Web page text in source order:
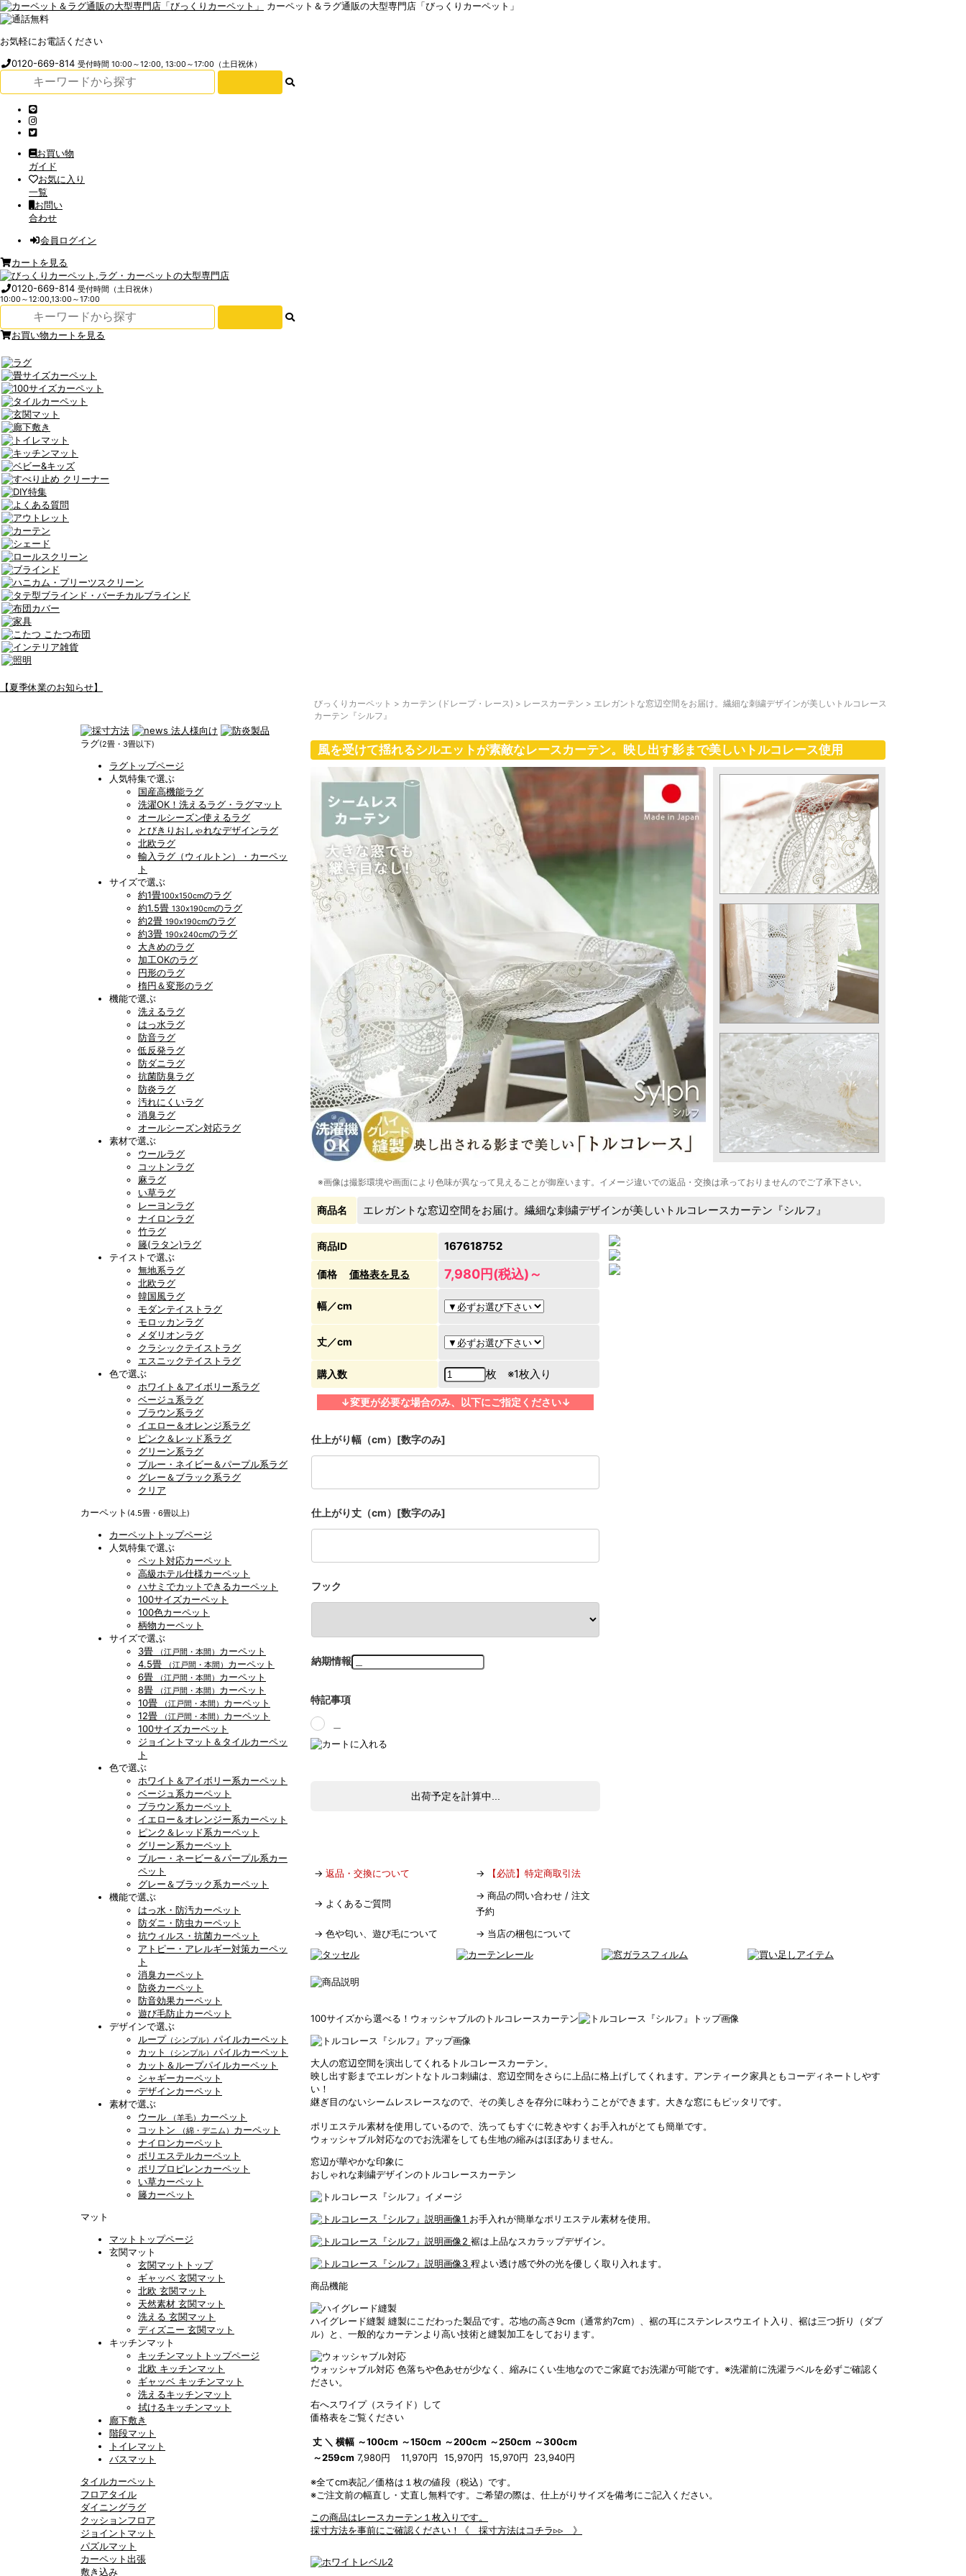
カーペット＆ラグ通販の大型専門店「びっくりカーペット」
お気軽にお電話ください
0120-669-814受付時間 10:00～12:00, 13:00～17:00（土日祝休）
お買い物
ガイド
お気に入り
一覧
お問い
合わせ
会員ログイン
カートを見る
0120-669-814受付時間（土日祝休）
10:00～12:00,13:00～17:00
お買い物カートを見る
【夏季休業のお知らせ】
ラグ(2畳・3畳以下)
ラグトップページ
人気特集で選ぶ
国産高機能ラグ
洗濯OK！洗えるラグ・ラグマット
オールシーズン使えるラグ
とびきりおしゃれなデザインラグ
北欧ラグ
輸入ラグ（ウィルトン）・カーペッ
ト
サイズで選ぶ
約1畳100x150cmのラグ
約1.5畳 130x190cmのラグ
約2畳 190x190cmのラグ
約3畳 190x240cmのラグ
大きめのラグ
加工OKのラグ
円形のラグ
楕円＆変形のラグ
機能で選ぶ
洗えるラグ
はっ水ラグ
防音ラグ
低反発ラグ
防ダニラグ
抗菌防臭ラグ
防炎ラグ
汚れにくいラグ
消臭ラグ
オールシーズン対応ラグ
素材で選ぶ
ウールラグ
コットンラグ
麻ラグ
い草ラグ
レーヨンラグ
ナイロンラグ
竹ラグ
籐(ラタン)ラグ
テイストで選ぶ
無地系ラグ
北欧ラグ
韓国風ラグ
モダンテイストラグ
モロッカンラグ
メダリオンラグ
クラシックテイストラグ
エスニックテイストラグ
色で選ぶ
ホワイト＆アイボリー系ラグ
ベージュ系ラグ
ブラウン系ラグ
イエロー＆オレンジ系ラグ
ピンク＆レッド系ラグ
グリーン系ラグ
ブルー・ネイビー＆パープル系ラグ
グレー＆ブラック系ラグ
クリア
カーペット (4.5畳・6畳以上)
カーペットトップページ
人気特集で選ぶ
ペット対応カーペット
高級ホテル仕様カーペット
ハサミでカットできるカーペット
100サイズカーペット
100色カーペット
柄物カーペット
サイズで選ぶ
3畳
（江戸間・本間） カーペット
4.5畳
（江戸間・本間） カーペット
6畳
（江戸間・本間） カーペット
8畳
（江戸間・本間） カーペット
10畳
（江戸間・本間） カーペット
12畳
（江戸間・本間） カーペット
100サイズカーペット
ジョイントマット＆タイルカーペッ
ト
色で選ぶ
ホワイト＆アイボリー系カーペット
ベージュ系カーペット
ブラウン系カーペット
イエロー＆オレンジー系カーペット
ピンク＆レッド系カーペット
グリーン系カーペット
ブルー・ネービー＆パープル系カー
ペット
グレー＆ブラック系カーペット
機能で選ぶ
はっ水・防汚カーペット
防ダニ・防虫カーペット
抗ウィルス・抗菌カーペット
アトピー・アレルギー対策カーペッ
ト
消臭カーペット
防炎カーペット
防音効果カーペット
遊び毛防止カーペット
デザインで選ぶ
ループ （シンプル） パイルカーペット
カット
（シンプル） パイルカーペット
カット＆ループパイルカーペット
シャギーカーペット
デザインカーペット
素材で選ぶ
ウール
（羊毛） カーペット
コットン
（綿・デニム） カーペット
ナイロンカーペット
ポリエステルカーペット
ポリプロピレンカーペット
い草カーペット
籐カーペット
マット
マットトップページ
玄関マット
玄関マットトップ
ギャッベ 玄関マット
北欧 玄関マット
天然素材 玄関マット
洗える 玄関マット
ディズニー 玄関マット
キッチンマット
キッチンマットトップページ
北欧 キッチンマット
ギャッベ キッチンマット
洗えるキッチンマット
拭けるキッチンマット
廊下敷き
階段マット
トイレマット
バスマット
タイルカーペット
フロアタイル
ダイニングラグ
クッションフロア
ジョイントマット
パズルマット
カーペット出張
敷き込み
びっくりカーペット > カーテン (ドレープ・レース) > レースカーテン > エレガントな窓辺空間をお届け。繊細な刺繍デザインが美しいトルコレース
カーテン『シルフ』
風を受けて揺れるシルエットが素敵なレースカーテン。映し出す影まで美しいトルコレース使用
※画像は撮影環境や画面により色味が異なって見えることが御座います。イメージ違いでの返品・交換は承っておりませんのでご了承下さい。
商品名 エレガントな窓辺空間をお届け。繊細な刺繍デザインが美しいトルコレースカーテン『シルフ』
商品ID 167618752
価格 価格表を見る 7,980円(税込)～
幅／cm
丈／cm
購入数 枚 ※1枚入り
↓変更が必要な場合のみ、以下にご指定ください↓
仕上がり幅（cm）[数字のみ]
仕上がり丈（cm）[数字のみ]
フック
納期情報
特記事項
出荷予定を計算中...
→ 返品・交換について → 【必読】特定商取引法
→ よくあるご質問
→ 商品の問い合わせ / 注文
予約
→ 色や匂い、遊び毛について → 当店の梱包について
100サイズから選べる！ウォッシャブルのトルコレースカーテン
大人の窓辺空間を演出してくれるトルコレースカーテン。
映し出す影までエレガントなトルコ刺繍は、窓辺空間をさらに上品に格上げしてくれます。アンティーク家具ともコーディネートしやす
い！
継ぎ目のないシームレスレースなので、その美しさを存分に味わうことができます。大きな窓にもピッタリです。
ポリエステル素材を使用しているので、洗ってもすぐに乾きやすくお手入れがとても簡単です。
ウォッシャブル対応なのでお洗濯をしても生地の縮みはほぼありません。
窓辺が華やかな印象に
おしゃれな刺繍デザインのトルコレースカーテン
お手入れが簡単なポリエステル素材を使用。
裾は上品なスカラップデザイン。
程よい透け感で外の光を優しく取り入れます。
商品機能
ハイグレード縫製 縫製にこだわった製品です。芯地の高さ9cm（通常約7cm）、裾の耳にステンレスウエイト入り、裾は三つ折り（ダブ
ル）と、一般的なカーテンより高い技術と縫製加工をしております。
ウォッシャブル対応 色落ちや色あせが少なく、縮みにくい生地なのでご家庭でお洗濯が可能です。※洗濯前に洗濯ラベルを必ずご確認く
ださい。
右へスワイプ（スライド）して
価格表をご覧ください
丈 ＼ 横幅 ～100cm ～150cm ～200cm ～250cm ～300cm
～259cm 7,980円 11,970円 15,970円 15,970円 23,940円
※全てcm表記／価格は１枚の値段（税込）です。
※ご注文前の幅直し・丈直し無料です。ご希望の際は、仕上がりサイズを備考にご記入ください。
この商品はレースカーテン１枚入りです。
採寸方法を事前にご確認ください！
《 採寸方法はコチラ▹▹ 》